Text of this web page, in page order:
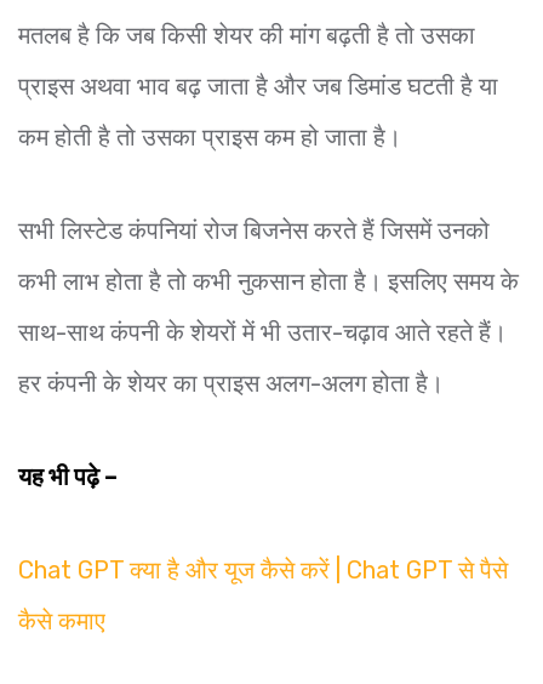
मतलब है कि जब किसी शेयर की मांग बढ़ती है तो उसका
प्राइस अथवा भाव बढ़ जाता है और जब डिमांड घटती है या
कम होती है तो उसका प्राइस कम हो जाता है।
सभी लिस्टेड कंपनियां रोज बिजनेस करते हैं जिसमें उनको
कभी लाभ होता है तो कभी नुकसान होता है। इसलिए समय के
साथ-साथ कंपनी के शेयरों में भी उतार-चढ़ाव आते रहते हैं।
हर कंपनी के शेयर का प्राइस अलग-अलग होता है।
यह भी पढ़े –
Chat GPT क्या है और यूज कैसे करें | Chat GPT से पैसे
कैसे कमाए